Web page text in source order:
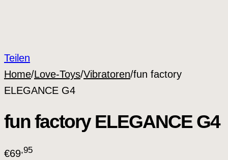
Teilen
Home/Love-Toys/Vibratoren/fun factory
ELEGANCE G4
fun factory ELEGANCE G4
€69,95